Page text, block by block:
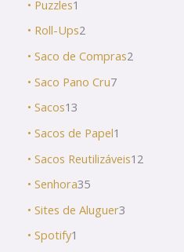
• Puzzles1
• Roll-Ups2
• Saco de Compras2
• Saco Pano Cru7
• Sacos13
• Sacos de Papel1
• Sacos Reutilizáveis12
• Senhora35
• Sites de Aluguer3
• Spotify1